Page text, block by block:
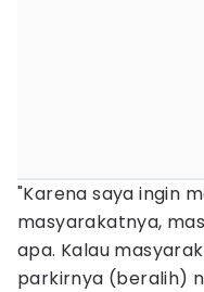
"Karena saya ingin
masyarakatnya,
apa. Kalau
parkirnya (beralih)